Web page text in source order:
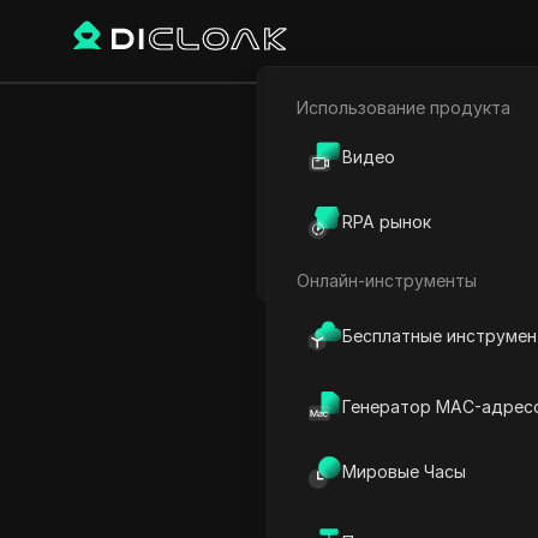
Электронная коммерция
Использование продукта
Видео
RPA рынок
Онлайн-инструменты
Бесплатные
Генератор MAC-
Мировые Часы
Как
одном
Play Video:Как создать